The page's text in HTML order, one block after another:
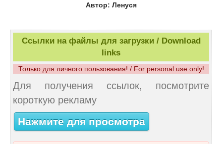
Автор: Ленуся
Ссылки на файлы для загрузки / Download
links
Только для личного пользования! / For personal use only!
Для получения ссылок, посмотрите
короткую рекламу
Нажмите для просмотра